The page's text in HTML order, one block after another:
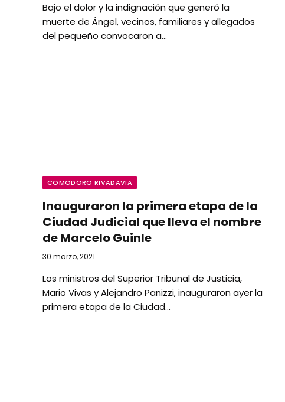
Bajo el dolor y la indignación que generó la
muerte de Ángel, vecinos, familiares y allegados
del pequeño convocaron a…
COMODORO RIVADAVIA
Inauguraron la primera etapa de la
Ciudad Judicial que lleva el nombre
de Marcelo Guinle
30 marzo, 2021
Los ministros del Superior Tribunal de Justicia,
Mario Vivas y Alejandro Panizzi, inauguraron ayer la
primera etapa de la Ciudad…